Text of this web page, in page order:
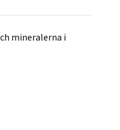
mineralerna i